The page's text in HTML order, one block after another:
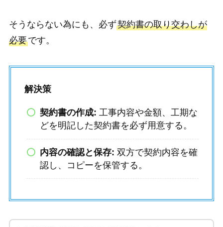
そうならない為にも、必ず契約書の取り交わしが
必要です。
解決策
契約書の作成: 工事内容や金額、工期な
どを明記した契約書を必ず用意する。
内容の確認と保存: 双方で契約内容を確
認し、コピーを保管する。